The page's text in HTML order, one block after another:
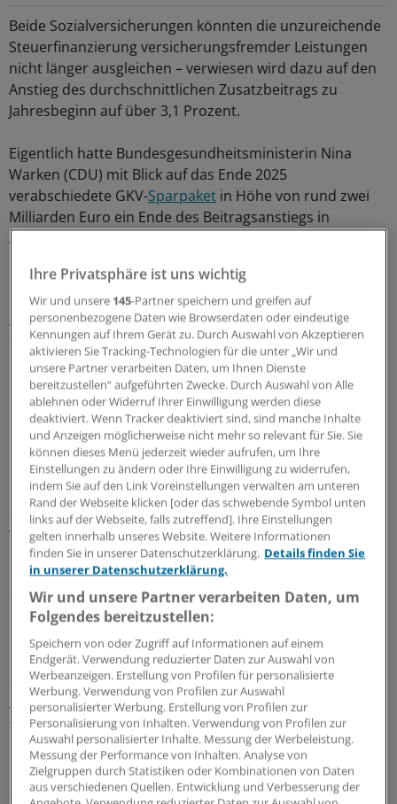
Beide Sozialversicherungen könnten die unzureichende
Steuerfinanzierung versicherungsfremder Leistungen
nicht länger ausgleichen – verwiesen wird dazu auf den
Anstieg des durchschnittlichen Zusatzbeitrags zu
Jahresbeginn auf über 3,1 Prozent.
Eigentlich hatte Bundesgesundheitsministerin Nina
Warken (CDU) mit Blick auf das Ende 2025
verabschiedete GKV-Sparpaket in Höhe von rund zwei
Milliarden Euro ein Ende des Beitragsanstiegs in
Aussicht gestellt.
Besserer Austausch von Gesundheitsdaten
Allein beim Bürgergeld bedient sich der Bund jährlich in
einem Umfang von 9,5 bis 10 Milliarden Euro bei der
GKV, geht ausBerechnungen des IGES-Instituts
Die Pflegekassen wiederum mussten 2024 rund 4,2
Milliarden Euro für Rentenversicherungsbeiträge
pflegender Angehöriger aufwenden.
Die Kassenärztliche Bundesvereinigung begrüßte am
Freitag die Position des Bundesrats. „Die Deckungslücke
durch fehlende Bundesmittel bei den
versicherungsfremden Leistungen umfasst bis zu 45
Milliarden Euro“, heißt es in einer Stellungnahme des
KBV-Vorstands. Würden diese Mittel aus Steuern
erbracht, „hätten wir in der GKV keine so grundlegenden
Finanzprobleme“.
In einer weiterenEntschließunghat der Bundesrat an
den Bund appelliert, Möglichkeiten für einen besseren
Austausch von Gesundheitsdaten zu prüfen, um
frühzeitiger ein Gefährdungspotenzial durch psychisch
kranke Menschen erkennen zu können. Nötig sei ein
besserer Informationsaustausch zwischen staatlichen
Stellen, um die Bevölkerung schützen zu können.
Ihre Privatsphäre ist uns wichtig
Wir und unsere 145-Partner speichern und greifen auf
personenbezogene Daten wie Browserdaten oder eindeutige
Kennungen auf Ihrem Gerät zu. Durch Auswahl von Akzeptieren
aktivieren Sie Tracking-Technologien für die unter „Wir und
unsere Partner verarbeiten Daten, um Ihnen Dienste
bereitzustellen“ aufgeführten Zwecke. Durch Auswahl von Alle
ablehnen oder Widerruf Ihrer Einwilligung werden diese
deaktiviert. Wenn Tracker deaktiviert sind, sind manche Inhalte
und Anzeigen möglicherweise nicht mehr so relevant für Sie. Sie
können dieses Menü jederzeit wieder aufrufen, um Ihre
Einstellungen zu ändern oder Ihre Einwilligung zu widerrufen,
indem Sie auf den Link Voreinstellungen verwalten am unteren
Rand der Webseite klicken [oder das schwebende Symbol unten
links auf der Webseite, falls zutreffend]. Ihre Einstellungen
gelten innerhalb unseres Website. Weitere Informationen
finden Sie in unserer Datenschutzerklärung. Details finden Sie
in unserer Datenschutzerklärung.
Wir und unsere Partner verarbeiten Daten, um
Folgendes bereitzustellen:
Speichern von oder Zugriff auf Informationen auf einem
Endgerät. Verwendung reduzierter Daten zur Auswahl von
Werbeanzeigen. Erstellung von Profilen für personalisierte
Werbung. Verwendung von Profilen zur Auswahl
personalisierter Werbung. Erstellung von Profilen zur
Personalisierung von Inhalten. Verwendung von Profilen zur
Auswahl personalisierter Inhalte. Messung der Werbeleistung.
Messung der Performance von Inhalten. Analyse von
Zielgruppen durch Statistiken oder Kombinationen von Daten
aus verschiedenen Quellen. Entwicklung und Verbesserung der